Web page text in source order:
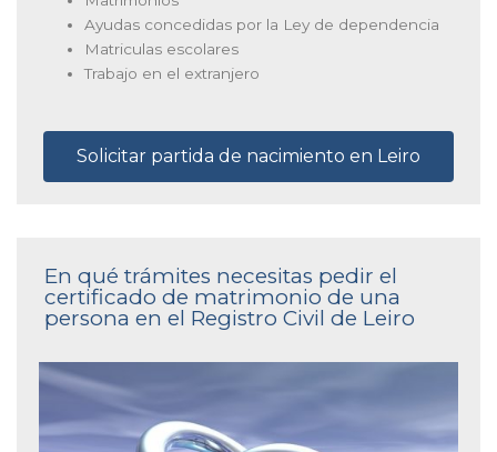
Ayudas concedidas por la Ley de dependencia
Matriculas escolares
Trabajo en el extranjero
Solicitar partida de nacimiento en Leiro
En qué trámites necesitas pedir el
certificado de matrimonio de una
persona en el Registro Civil de Leiro